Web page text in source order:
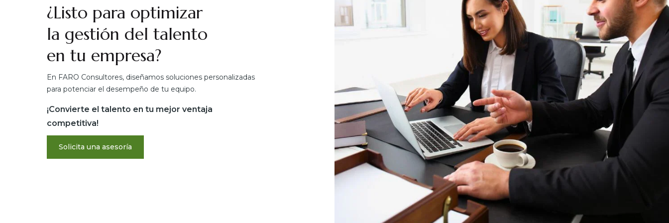
¿Listo para optimizar
la gestión del talento
en tu empresa?
En FARO Consultores, diseñamos soluciones personalizadas
para potenciar el desempeño de tu equipo.
¡Convierte el talento en tu mejor ventaja
competitiva!
Solicita una asesoría